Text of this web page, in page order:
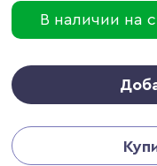
В наличии на